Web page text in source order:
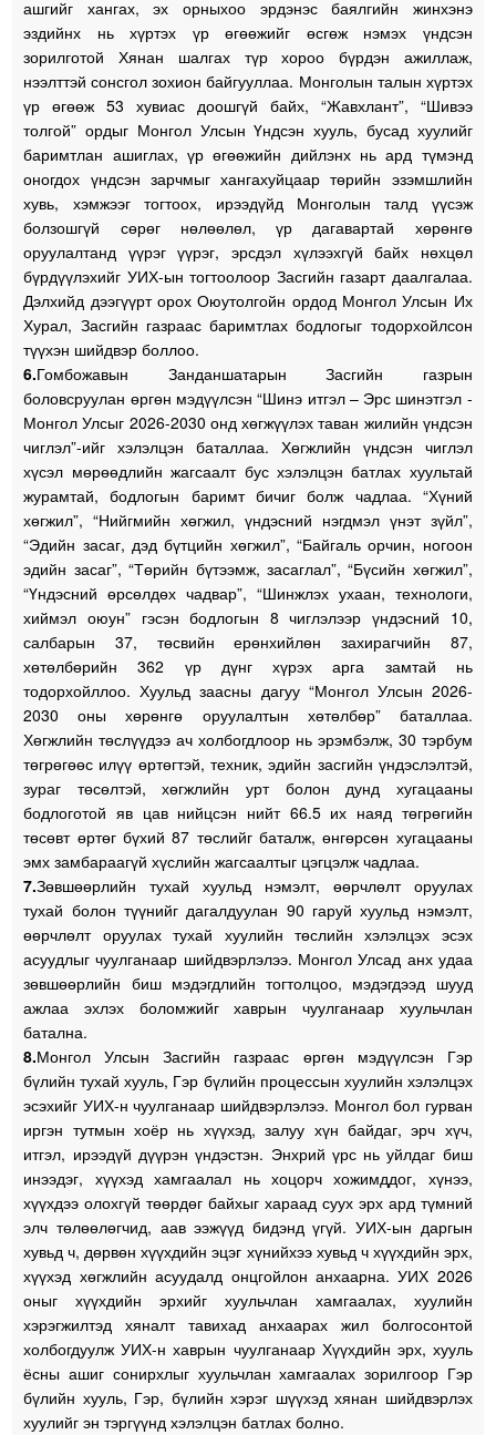
ашгийг хангах, эх орныхоо эрдэнэс баялгийн жинхэнэ
эздийнх нь хүртэх үр өгөөжийг өсгөж нэмэх үндсэн
зорилготой Хянан шалгах түр хороо бүрдэн ажиллаж,
нээлттэй сонсгол зохион байгууллаа. Монголын талын хүртэх
үр өгөөж 53 хувиас доошгүй байх, “Жавхлант”, “Шивээ
толгой” ордыг Монгол Улсын Үндсэн хууль, бусад хуулийг
баримтлан ашиглах, үр өгөөжийн дийлэнх нь ард түмэнд
оногдох үндсэн зарчмыг хангахуйцаар төрийн эзэмшлийн
хувь, хэмжээг тогтоох, ирээдүйд Монголын талд үүсэж
болзошгүй сөрөг нөлөөлөл, үр дагавартай хөрөнгө
оруулалтанд үүрэг үүрэг, эрсдэл хүлээхгүй байх нөхцөл
бүрдүүлэхийг УИХ-ын тогтоолоор Засгийн газарт даалгалаа.
Дэлхийд дээгүүрт орох Оюутолгойн ордод Монгол Улсын Их
Хурал, Засгийн газраас баримтлах бодлогыг тодорхойлсон
түүхэн шийдвэр боллоо.
6.Гомбожавын Занданшатарын Засгийн газрын
боловсруулан өргөн мэдүүлсэн “Шинэ итгэл – Эрс шинэтгэл -
Монгол Улсыг 2026-2030 онд хөгжүүлэх таван жилийн үндсэн
чиглэл”-ийг хэлэлцэн баталлаа. Хөгжлийн үндсэн чиглэл
хүсэл мөрөөдлийн жагсаалт бус хэлэлцэн батлах хуультай
журамтай, бодлогын баримт бичиг болж чадлаа. “Хүний
хөгжил”, “Нийгмийн хөгжил, үндэсний нэгдмэл үнэт зүйл”,
“Эдийн засаг, дэд бүтцийн хөгжил”, “Байгаль орчин, ногоон
эдийн засаг”, “Төрийн бүтээмж, засаглал”, “Бүсийн хөгжил”,
“Үндэсний өрсөлдөх чадвар”, “Шинжлэх ухаан, технологи,
хиймэл оюун” гэсэн бодлогын 8 чиглэлээр үндэсний 10,
салбарын 37, төсвийн ерөнхийлөн захирагчийн 87,
хөтөлбөрийн 362 үр дүнг хүрэх арга замтай нь
тодорхойллоо. Хуульд заасны дагуу “Монгол Улсын 2026-
2030 оны хөрөнгө оруулалтын хөтөлбөр” баталлаа.
Хөгжлийн төслүүдээ ач холбогдлоор нь эрэмбэлж, 30 тэрбум
төгрөгөөс илүү өртөгтэй, техник, эдийн засгийн үндэслэлтэй,
зураг төсөлтэй, хөгжлийн урт болон дунд хугацааны
бодлоготой яв цав нийцсэн нийт 66.5 их наяд төгрөгийн
төсөвт өртөг бүхий 87 төслийг баталж, өнгөрсөн хугацааны
эмх замбараагүй хүслийн жагсаалтыг цэгцэлж чадлаа.
7.Зөвшөөрлийн тухай хуульд нэмэлт, өөрчлөлт оруулах
тухай болон түүнийг дагалдуулан 90 гаруй хуульд нэмэлт,
өөрчлөлт оруулах тухай хуулийн төслийн хэлэлцэх эсэх
асуудлыг чуулганаар шийдвэрлэлээ. Монгол Улсад анх удаа
зөвшөөрлийн биш мэдэгдлийн тогтолцоо, мэдэгдээд шууд
ажлаа эхлэх боломжийг хаврын чуулганаар хуульчлан
батална.
8.Монгол Улсын Засгийн газраас өргөн мэдүүлсэн Гэр
бүлийн тухай хууль, Гэр бүлийн процессын хуулийн хэлэлцэх
эсэхийг УИХ-н чуулганаар шийдвэрлэлээ. Монгол бол гурван
иргэн тутмын хоёр нь хүүхэд, залуу хүн байдаг, эрч хүч,
итгэл, ирээдүй дүүрэн үндэстэн. Энхрий үрс нь уйлдаг биш
инээдэг, хүүхэд хамгаалал нь хоцорч хожимддог, хүнээ,
хүүхдээ олохгүй төөрдөг байхыг хараад суух эрх ард түмний
элч төлөөлөгчид, аав ээжүүд бидэнд үгүй. УИХ-ын даргын
хувьд ч, дөрвөн хүүхдийн эцэг хүнийхээ хувьд ч хүүхдийн эрх,
хүүхэд хөгжлийн асуудалд онцгойлон анхаарна. УИХ 2026
оныг хүүхдийн эрхийг хуульчлан хамгаалах, хуулийн
хэрэгжилтэд хяналт тавихад анхаарах жил болгосонтой
холбогдуулж УИХ-н хаврын чуулганаар Хүүхдийн эрх, хууль
ёсны ашиг сонирхлыг хуульчлан хамгаалах зорилгоор Гэр
бүлийн хууль, Гэр, бүлийн хэрэг шүүхэд хянан шийдвэрлэх
хуулийг эн тэргүүнд хэлэлцэн батлах болно.